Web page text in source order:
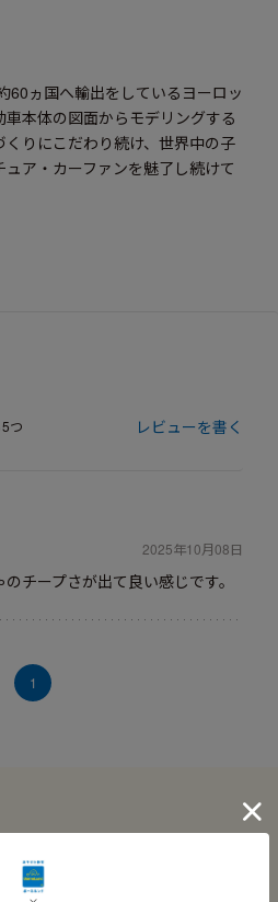
60ヵ国へ輸出をしているヨーロッ
本体の図面からモデリングする
りにこだわり続け、世界中の子
ア・カーファンを魅了し続けて
つ レビューを書く
2025年10月08日
チープさが出て良い感じです。
1
関連する記事